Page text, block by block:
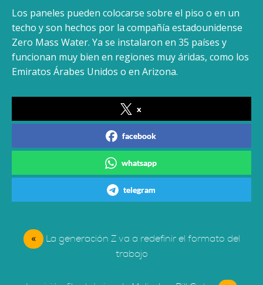
Los paneles pueden colocarse sobre el piso o en un
techo y son hechos por la compañía estadounidense
Zero Mass Water. Ya se instalaron en 35 países y
funcionan muy bien en regiones muy áridas, como los
Emiratos Árabes Unidos o en Arizona.
x
facebook
whatsapp
telegram
«
La generación Z va a redefinir el formato del
trabajo